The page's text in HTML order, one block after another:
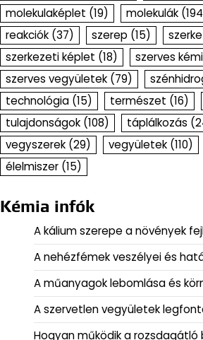
molekulaképlet (19) molekulák
reakciók (37) szerep (15)
szerkezeti képlet (18) szerves
szerves vegyületek (79)
technológia (15) természet (16)
tulajdonságok (108) táplálkozás
vegyszerek (29) vegyületek (110)
élelmiszer (15)
Kémia infók
A kálium szerepe a növények
A nehézfémek veszélyei és
A műanyagok lebomlása és
A szervetlen vegyületek
Hogyan működik a rozsdagátló